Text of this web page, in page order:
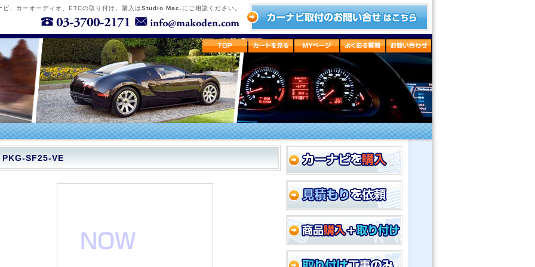
ビ、カーオーディオ、ETCの取り付け、購入はStudio Mac. にご相談ください。
PKG-SF25-VE